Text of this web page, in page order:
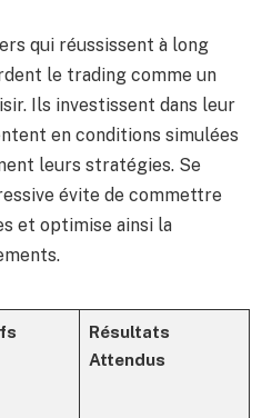
qui réussissent à long
le trading comme un
Ils investissent dans leur
en conditions simulées
leurs stratégies. Se
évite de commettre
et optimise ainsi la
Résultats
Attendus